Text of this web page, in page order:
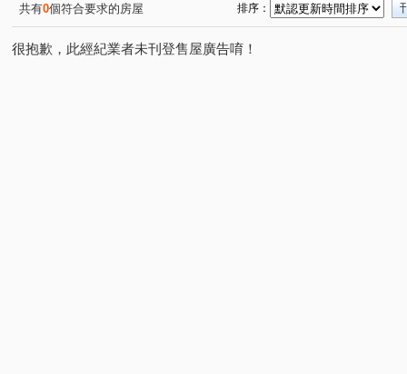
共有0個符合要求的房屋 排序：
很抱歉，此經紀業者未刊登售屋廣告唷！